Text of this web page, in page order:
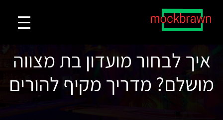
איך לבחור מועדון בת מצווה
מושלם? מדריך מקיף להורים